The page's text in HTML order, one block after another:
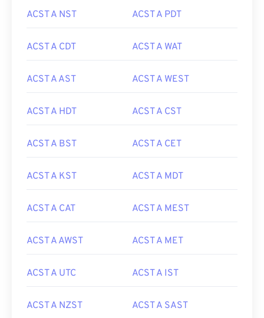
ACST A NST ACST A PDT
ACST A CDT ACST A WAT
ACST A AST ACST A WEST
ACST A HDT ACST A CST
ACST A BST ACST A CET
ACST A KST ACST A MDT
ACST A CAT ACST A MEST
ACST A AWST ACST A MET
ACST A UTC ACST A IST
ACST A NZST ACST A SAST